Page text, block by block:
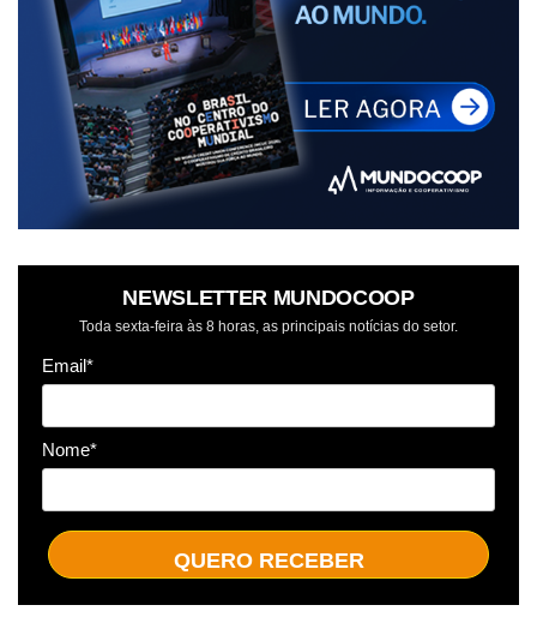
NEWSLETTER MUNDOCOOP
Toda sexta-feira às 8 horas, as principais notícias do setor.
Email*
Nome*
QUERO RECEBER